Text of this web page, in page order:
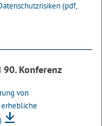
(pdf,
Konferenz
von